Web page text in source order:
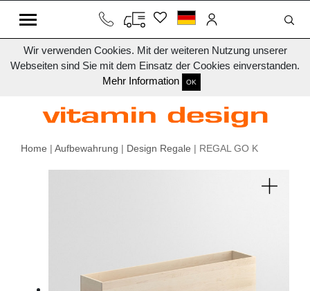
Wir verwenden Cookies. Mit der weiteren Nutzung unserer
Webseiten sind Sie mit dem Einsatz der Cookies einverstanden.
Mehr Information
OK
Home | Aufbewahrung | Design Regale | REGAL GO K